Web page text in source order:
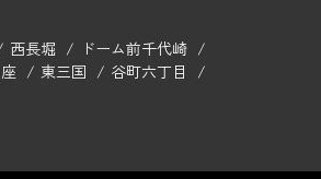
西長堀
ドーム前千代崎
東三国
谷町六丁目